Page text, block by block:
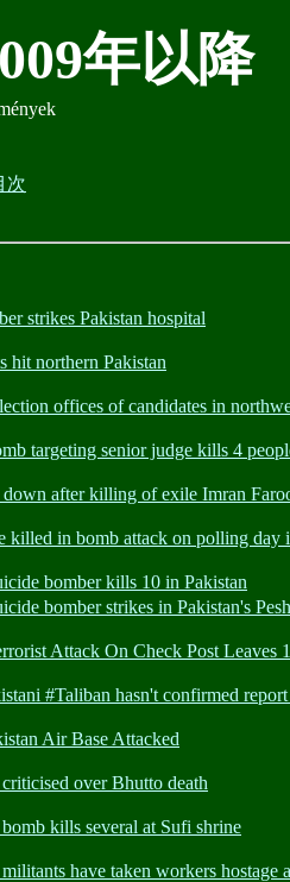
年以降
次
strikes Pakistan hospital
northern Pakistan
offices of candidates in
targeting senior judge kills 4
after killing of exile Imran
in bomb attack on polling day
bomber kills 10 in Pakistan
bomber strikes in Pakistan's
Attack On Check Post Leaves
#Taliban hasn't confirmed
Air Base Attacked
over Bhutto death
kills several at Sufi shrine
have taken workers hostage